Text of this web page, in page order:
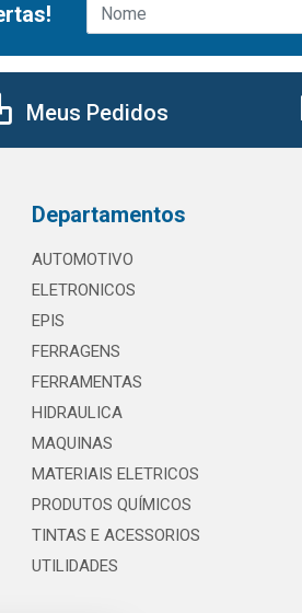
Meus Pedidos
Departamentos
AUTOMOTIVO
ELETRONICOS
EPIS
FERRAGENS
FERRAMENTAS
HIDRAULICA
MAQUINAS
MATERIAIS ELETRICOS
PRODUTOS QUÍMICOS
TINTAS E ACESSORIOS
UTILIDADES